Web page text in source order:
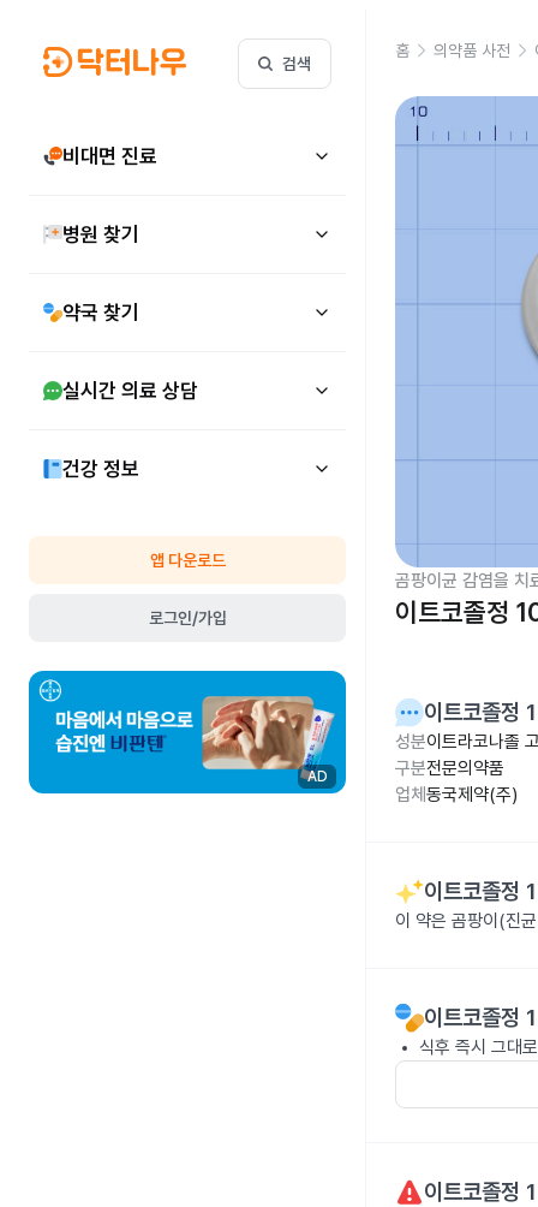
검색
비대면 진료
병원 찾기
약국 찾기
실시간 의료 상담
건강 정보
앱 다운로드
로그인/가입
AD
홈 의약품 사전
곰팡이균 감염을 치
이트코졸정
이트코졸정
성분이트라코나졸
구분전문의약품
업체 동국제약(주)
이트코졸정
이 약은 곰팡이(진
이트코졸정
식후 즉시 그대
이트코졸정